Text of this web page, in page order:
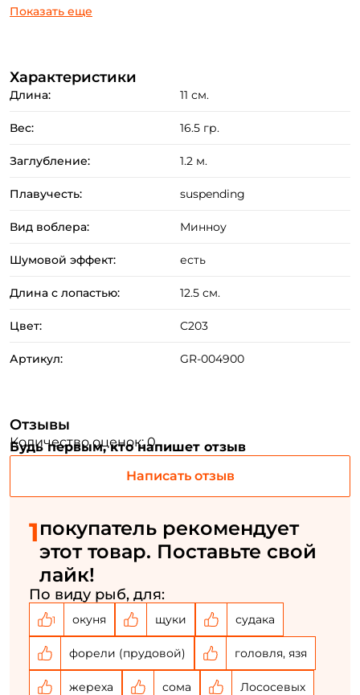
воблеру на паузах при проводке, провоцируя хищника
Показать еще
Характеристики
Длина: 11 см.
Вес: 16.5 гр.
Заглубление: 1.2 м.
Плавучесть: suspending
Вид воблера: Минноу
Шумовой эффект: есть
Длина с лопастью: 12.5 см.
Цвет: C203
Артикул: GR-004900
Отзывы
Количество оценок: 0
Будь первым, кто напишет отзыв
Написать отзыв
1покупатель рекомендует
этот товар. Поставьте свой
лайк!
По виду рыб, для:
1 окуня щуки судака
форели (прудовой) головля, язя
жереха сома Лососевых
Создать аккаунт
ФИО: *
Email: *
Придумайте пароль: *
У меня уже есть аккаунт